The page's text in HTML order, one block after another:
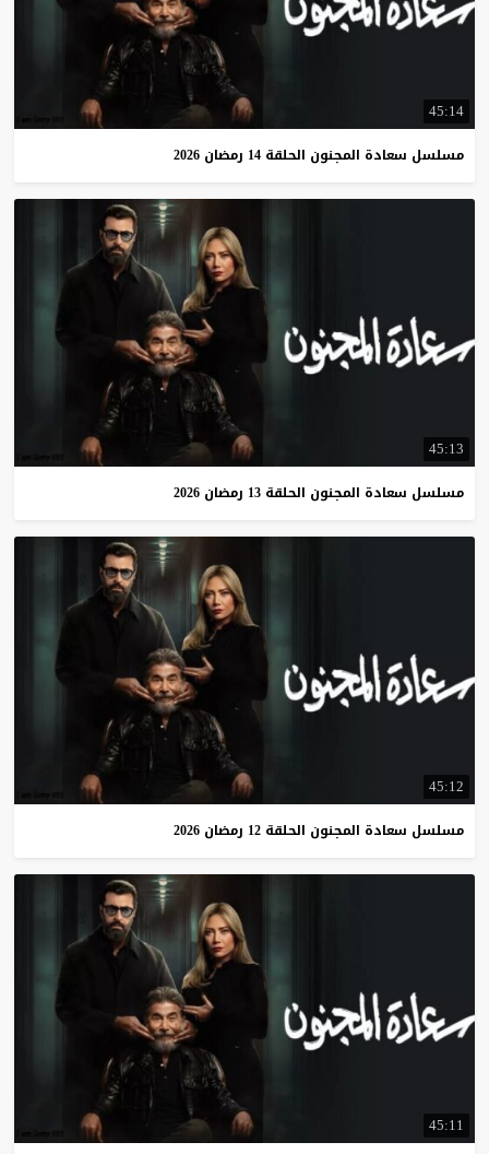
45:14
مسلسل سعادة المجنون الحلقة 14 رمضان 2026
45:13
مسلسل سعادة المجنون الحلقة 13 رمضان 2026
45:12
مسلسل سعادة المجنون الحلقة 12 رمضان 2026
45:11